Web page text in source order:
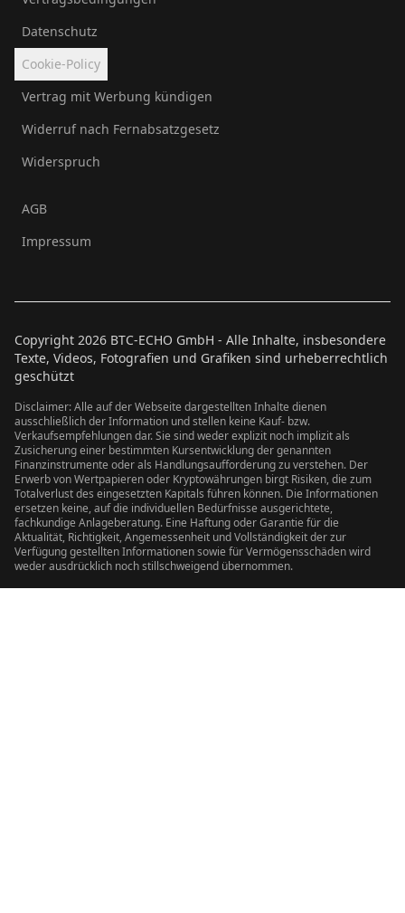
Datenschutz
Cookie-Policy
Vertrag mit Werbung kündigen
Widerruf nach Fernabsatzgesetz
Widerspruch
AGB
Impressum
Copyright 2026 BTC-ECHO GmbH - Alle Inhalte, insbesondere
Texte, Videos, Fotografien und Grafiken sind urheberrechtlich
geschützt
Disclaimer: Alle auf der Webseite dargestellten Inhalte dienen
ausschließlich der Information und stellen keine Kauf- bzw.
Verkaufsempfehlungen dar. Sie sind weder explizit noch implizit als
Zusicherung einer bestimmten Kursentwicklung der genannten
Finanzinstrumente oder als Handlungsaufforderung zu verstehen. Der
Erwerb von Wertpapieren oder Kryptowährungen birgt Risiken, die zum
Totalverlust des eingesetzten Kapitals führen können. Die Informationen
ersetzen keine, auf die individuellen Bedürfnisse ausgerichtete,
fachkundige Anlageberatung. Eine Haftung oder Garantie für die
Aktualität, Richtigkeit, Angemessenheit und Vollständigkeit der zur
Verfügung gestellten Informationen sowie für Vermögensschäden wird
weder ausdrücklich noch stillschweigend übernommen.